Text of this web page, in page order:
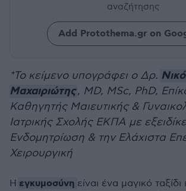
αναζήτησης
Add Protothema.gr on
*Το κείμενο υπογράφει ο Δρ.
Μαχαιριώτης, MD, MSc, PhD,
Καθηγητής Μαιευτικής &
Ιατρικής Σχολής ΕΚΠΑ με
Ενδομητρίωση & την Ελάχιστα
Χειρουργική
Η εγκυμοσύνη είναι ένα μαγικό ταξίδι